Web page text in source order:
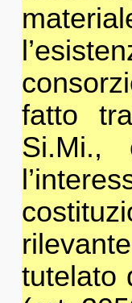
fatto
Si.Mi.,
tutelato